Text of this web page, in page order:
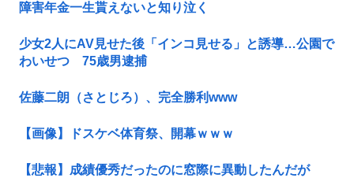
障害年金一生貰えないと知り泣く
少女2人にAV見せた後「インコ見せる」と誘導…公園で
わいせつ 75歳男逮捕
佐藤二朗（さとじろ）、完全勝利www
【画像】ドスケベ体育祭、開幕ｗｗｗ
【悲報】成績優秀だったのに窓際に異動したんだが